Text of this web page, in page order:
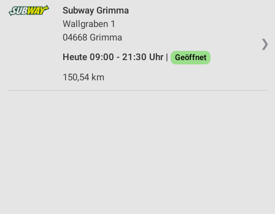
❯
Subway Grimma
Wallgraben 1
04668 Grimma
Heute 09:00 - 21:30 Uhr |
Geöffnet
150,54 km